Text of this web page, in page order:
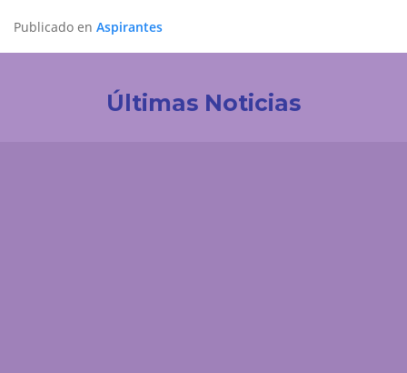
Publicado en Aspirantes
Últimas Noticias